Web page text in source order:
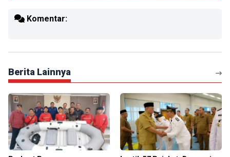
Komentar:
Berita Lainnya